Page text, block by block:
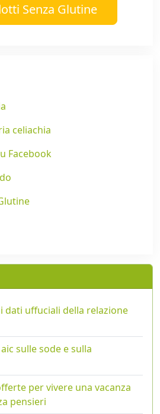
Senza Glutine
celiachia
Facebook
dati uffuciali della relazione
sulle sode e sulla
per vivere una vacanza
pensieri